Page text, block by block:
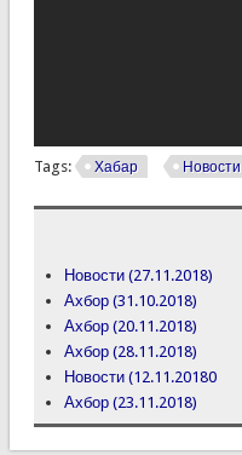
Tags: Хабар Новости
Новости (27.11.2018)
Ахбор (31.10.2018)
Ахбор (20.11.2018)
Ахбор (28.11.2018)
Новости (12.11.20180
Ахбор (23.11.2018)